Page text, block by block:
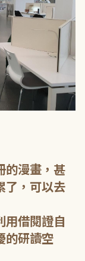
的漫畫，甚
了，可以去
用借閱證自
的研讀空